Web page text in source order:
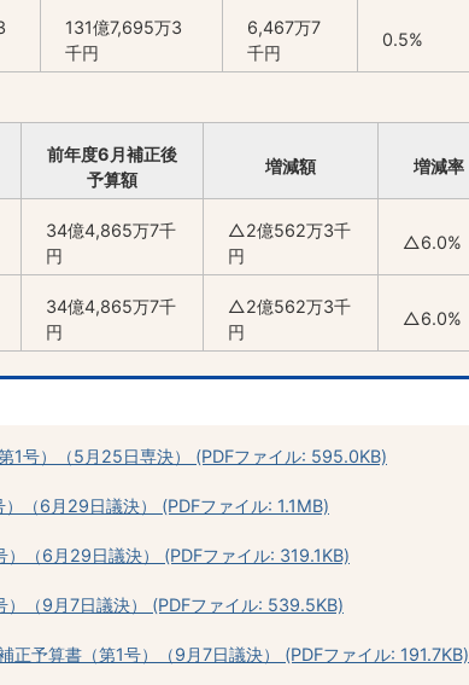
131億7,695万3
千円
6,467万7
千円
0.5%
前年度6月補正後
予算額
増減額 増減率
34億4,865万7千
円
△2億562万3千
円
△6.0%
34億4,865万7千
円
△2億562万3千
円
△6.0%
1号）（5月25日専決） (PDFファイル: 595.0KB)
（6月29日議決） (PDFファイル: 1.1MB)
（6月29日議決） (PDFファイル: 319.1KB)
（9月7日議決） (PDFファイル: 539.5KB)
正予算書（第1号）（9月7日議決） (PDFファイル: 191.7KB)